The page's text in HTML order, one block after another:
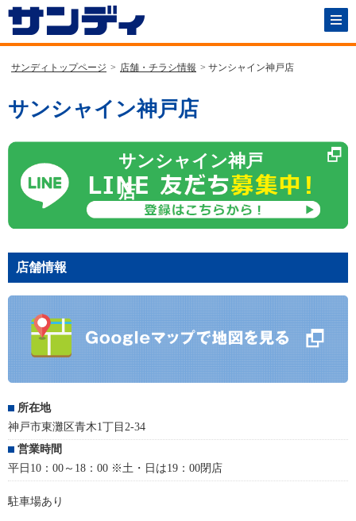
サンディトップページ > 店舗・チラシ情報 > サンシャイン神戸店
サンシャイン神戸店
サンシャイン神戸
店
店舗情報
所在地
神戸市東灘区青木1丁目2-34
営業時間
平日10：00～18：00 ※土・日は19：00閉店
駐車場あり